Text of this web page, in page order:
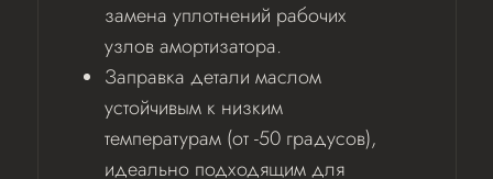
замена уплотнений рабочих
узлов амортизатора.
Заправка детали маслом
устойчивым к низким
температурам (от -50 градусов),
идеально подходящим для